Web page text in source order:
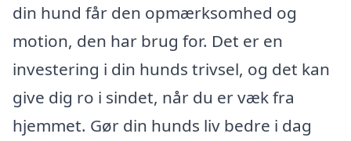
din hund får den opmærksomhed og
motion, den har brug for. Det er en
investering i din hunds trivsel, og det kan
give dig ro i sindet, når du er væk fra
hjemmet. Gør din hunds liv bedre i dag